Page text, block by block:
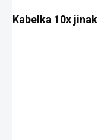
Kabelka 10x jinak